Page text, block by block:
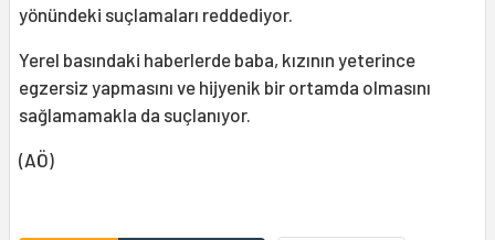
yönündeki suçlamaları reddediyor.
Yerel basındaki haberlerde baba, kızının yeterince
egzersiz yapmasını ve hijyenik bir ortamda olmasını
sağlamamakla da suçlanıyor.
(AÖ)